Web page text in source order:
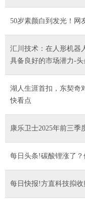
50岁素颜白到发光！网
汇川技术：在人形机器
具备良好的市场潜力-头
湖人生涯首扣，东契奇
快看点
康乐卫士2025年前三季
每日头条!碳酸锂涨了
每日快报!方直科技拟收